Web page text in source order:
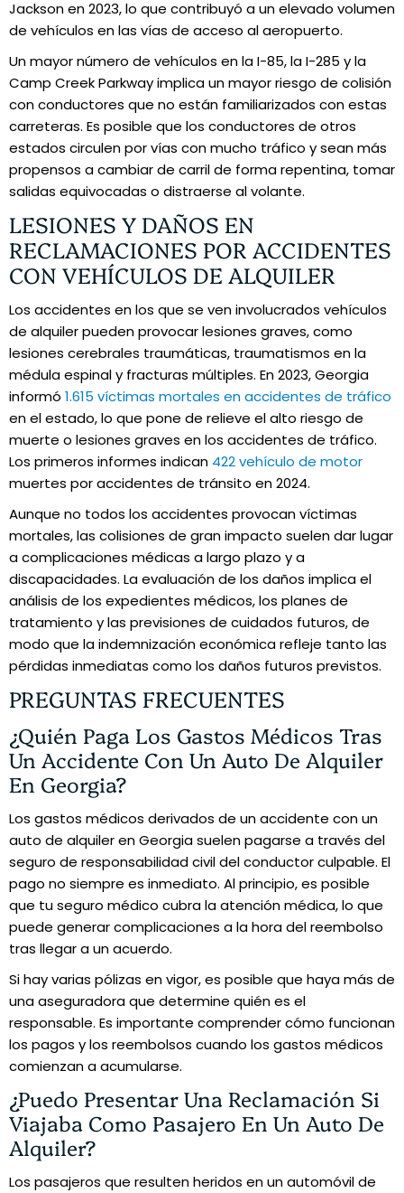
Jackson en 2023, lo que contribuyó a un elevado volumen
de vehículos en las vías de acceso al aeropuerto.
Un mayor número de vehículos en la I-85, la I-285 y la
Camp Creek Parkway implica un mayor riesgo de colisión
con conductores que no están familiarizados con estas
carreteras. Es posible que los conductores de otros
estados circulen por vías con mucho tráfico y sean más
propensos a cambiar de carril de forma repentina, tomar
salidas equivocadas o distraerse al volante.
LESIONES Y DAÑOS EN
RECLAMACIONES POR ACCIDENTES
CON VEHÍCULOS DE ALQUILER
Los accidentes en los que se ven involucrados vehículos
de alquiler pueden provocar lesiones graves, como
lesiones cerebrales traumáticas, traumatismos en la
médula espinal y fracturas múltiples. En 2023, Georgia
informó 1.615 víctimas mortales en accidentes de tráfico
en el estado, lo que pone de relieve el alto riesgo de
muerte o lesiones graves en los accidentes de tráfico.
Los primeros informes indican 422 vehículo de motor
muertes por accidentes de tránsito en 2024.
Aunque no todos los accidentes provocan víctimas
mortales, las colisiones de gran impacto suelen dar lugar
a complicaciones médicas a largo plazo y a
discapacidades. La evaluación de los daños implica el
análisis de los expedientes médicos, los planes de
tratamiento y las previsiones de cuidados futuros, de
modo que la indemnización económica refleje tanto las
pérdidas inmediatas como los daños futuros previstos.
PREGUNTAS FRECUENTES
¿Quién Paga Los Gastos Médicos Tras
Un Accidente Con Un Auto De Alquiler
En Georgia?
Los gastos médicos derivados de un accidente con un
auto de alquiler en Georgia suelen pagarse a través del
seguro de responsabilidad civil del conductor culpable. El
pago no siempre es inmediato. Al principio, es posible
que tu seguro médico cubra la atención médica, lo que
puede generar complicaciones a la hora del reembolso
tras llegar a un acuerdo.
Si hay varias pólizas en vigor, es posible que haya más de
una aseguradora que determine quién es el
responsable. Es importante comprender cómo funcionan
los pagos y los reembolsos cuando los gastos médicos
comienzan a acumularse.
¿Puedo Presentar Una Reclamación Si
Viajaba Como Pasajero En Un Auto De
Alquiler?
Los pasajeros que resulten heridos en un automóvil de